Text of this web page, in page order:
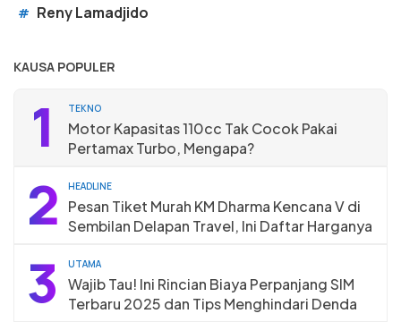
# Reny Lamadjido
KAUSA POPULER
1 TEKNO
Motor Kapasitas 110cc Tak Cocok Pakai
Pertamax Turbo, Mengapa?
2 HEADLINE
Pesan Tiket Murah KM Dharma Kencana V di
Sembilan Delapan Travel, Ini Daftar Harganya
3 UTAMA
Wajib Tau! Ini Rincian Biaya Perpanjang SIM
Terbaru 2025 dan Tips Menghindari Denda